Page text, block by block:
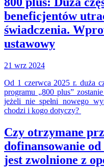
beneficjentów
świadczenia.
ustawowy
21 wrz 2024
Od 1 czerwca 2025 r. duża
programu „800 plus”
jeżeli nie spełni nowego
chodzi i kogo dotyczy?
Czy otrzymane
dofinansowanie
jest zwolnione z